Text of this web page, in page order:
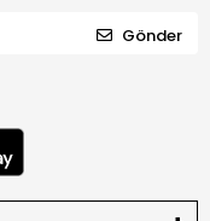
Gönder